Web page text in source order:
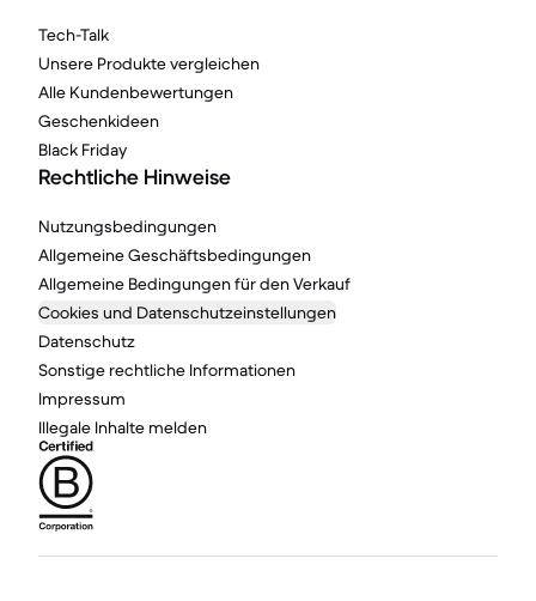
Tech-Talk
Unsere Produkte vergleichen
Alle Kundenbewertungen
Geschenkideen
Black Friday
Rechtliche Hinweise
Nutzungsbedingungen
Allgemeine Geschäftsbedingungen
Allgemeine Bedingungen für den Verkauf
Cookies und Datenschutzeinstellungen
Datenschutz
Sonstige rechtliche Informationen
Impressum
Illegale Inhalte melden